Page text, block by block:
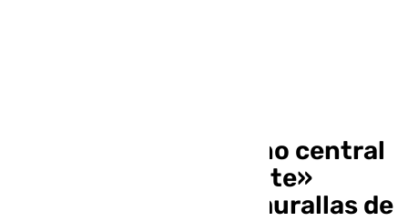
El PP exige al Gobierno central
cofinanciar la «urgente»
restauración de las murallas de